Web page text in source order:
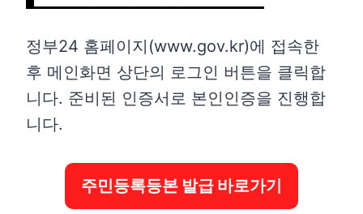
정부24 홈페이지(www.gov.kr)에 접속한
후 메인화면 상단의 로그인 버튼을 클릭합
니다. 준비된 인증서로 본인인증을 진행합
니다.
주민등록등본 발급 바로가기